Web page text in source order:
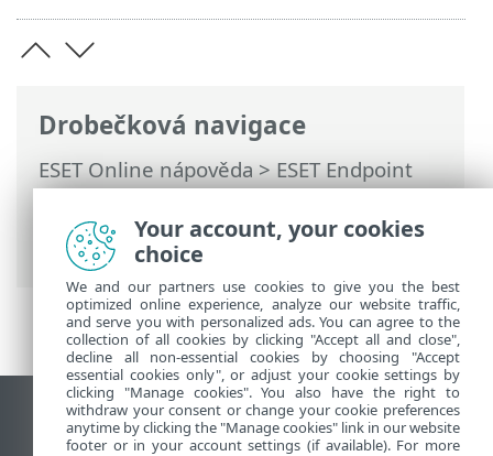
Drobečková navigace
ESET Online nápověda>ESET Endpoint
Security>Rozšířená nastavení>Ochrany
Správa zařízení> Editor pravidel ve
správě zařízení
Zobrazit verzi pro počítač
End of Life
Your account, your cookies
choice
We and our partners use cookies to give you the best
optimized online experience, analyze our website traffic,
and serve you with personalized ads. You can agree to the
collection of all cookies by clicking "Accept all and close",
decline all non-essential cookies by choosing "Accept
essential cookies only", or adjust your cookie settings by
clicking "Manage cookies". You also have the right to
withdraw your consent or change your cookie preferences
anytime by clicking the "Manage cookies" link in our website
footer or in your account settings (if available). For more